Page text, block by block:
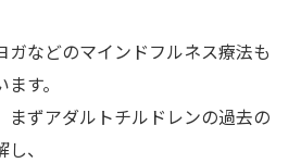
ガなどのマインドフルネス療法も
す。
まずアダルトチルドレンの過去の
、